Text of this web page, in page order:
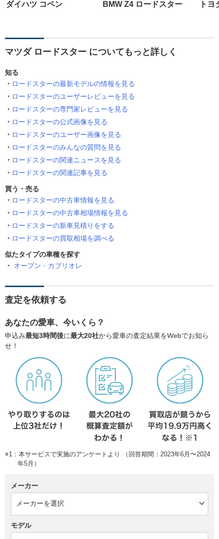
ダイハツ コペン BMW Z4 ロードスター トヨ
マツダ ロードスター についてもっと詳しく
知る
ロードスターの最新モデルの情報を見る
ロードスターのユーザーレビューを見る
ロードスターの専門家レビューを見る
ロードスターの公式画像を見る
ロードスターのユーザー画像を見る
ロードスターのみんなの質問を見る
ロードスターの関連ニュースを見る
ロードスターの関連記事を見る
買う・売る
ロードスターの中古車情報を見る
ロードスターの中古車相場情報を見る
ロードスターの新車見積りをする
ロードスターの買取相場を調べる
似たタイプの車種を探す
オープン・カブリオレ
査定を依頼する
あなたの愛車、今いくら？
申込み最短3時間後に最大20社から愛車の査定結果をWebでお知ら
せ！
※1：本サービスで実施のアンケートより （回答期間：2023年6月〜2024
年5月）
メーカー
モデル